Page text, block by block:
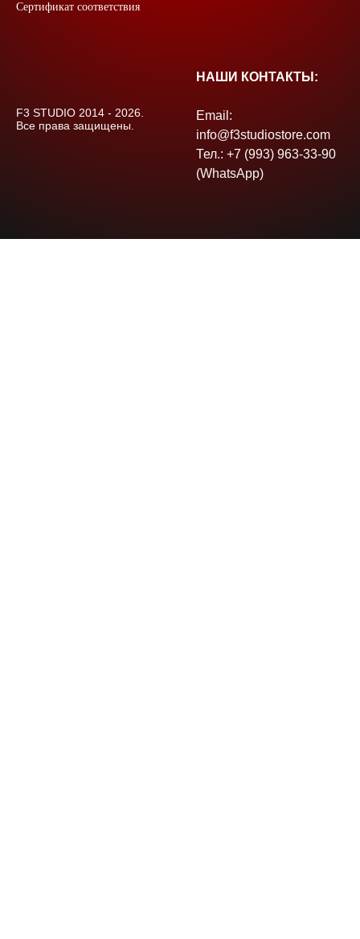
Сертификат соответствия
F3 STUDIO 2014 - 2026.
Все права защищены.
НАШИ КОНТАКТЫ:
Email:
info@f3studiostore.com
Тел.: +7 (993) 963-33-90
(WhatsApp)